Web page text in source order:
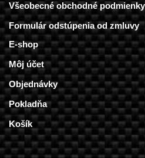
Všeobecné obchodné podmienky
Formulár odstúpenia od zmluvy
E-shop
Môj účet
Objednávky
Pokladňa
Košík